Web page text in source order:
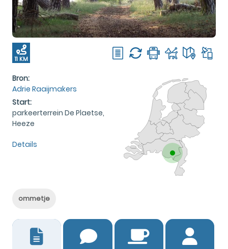
11 KM
Bron:
Adrie Raaijmakers
Start:
parkeerterrein De Plaetse,
Heeze
Details
ommetje